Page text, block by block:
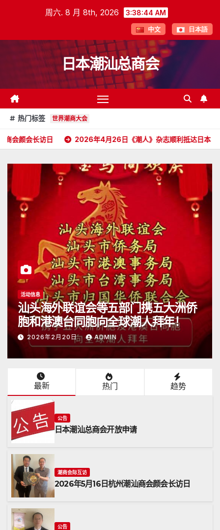
周六. 8 月 8th, 2026 3:38:46 AM
中文 日本語
日本潮汕总商会
热门标签 世界潮商大会
2026年4月26日《潮人》杂志顺利抵达日本 汕头海外联谊
公告
胡震强委任状
2026年2月1日 ADMIN
最新 热门 趋势
公告
日本潮汕总商会开放申请
潮商会际互访
2026年5月16日杭州潮汕商会颜会长访日
公告